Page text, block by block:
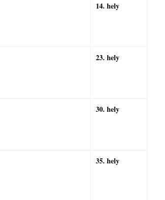
14. hely
23. hely
30. hely
35. hely